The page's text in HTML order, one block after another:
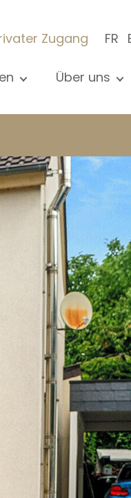
Zugang FR
Über uns
Tipps
Karriere